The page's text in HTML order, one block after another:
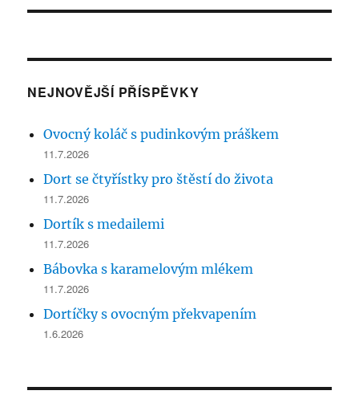
NEJNOVĚJŠÍ PŘÍSPĚVKY
Ovocný koláč s pudinkovým práškem
11.7.2026
Dort se čtyřístky pro štěstí do života
11.7.2026
Dortík s medailemi
11.7.2026
Bábovka s karamelovým mlékem
11.7.2026
Dortíčky s ovocným překvapením
1.6.2026